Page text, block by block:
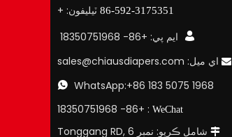
86-592-3175351ٽيليفون: +
 ايم پي: +86- 18350751968
اي ميل: sales@chiausdiapers.com
 WhatsApp:+86 183 5075 1968
WeChat
: +86- 18350751968
 شامل ڪريو: نمبر 6 Tonggang RD,